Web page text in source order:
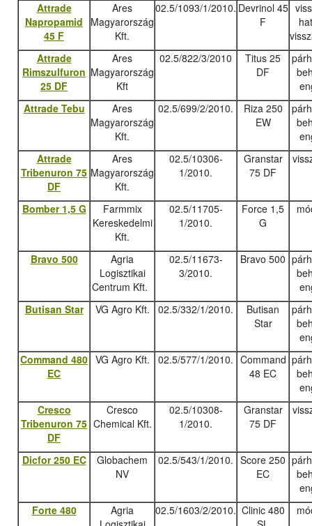
Attrade
Napropamid
45 F
Ares
Magyarország
Kft.
02.5/1093/1/2010. Devrinol 45
F
Attrade
Rimszulfuron
25 DF
Ares
Magyarország
Kft
02.5/822/3/2010
Titus 25
DF
Attrade Tebu
Ares
Magyarország
Kft.
02.5/699/2/2010.
Riza 250
EW
Attrade
Tribenuron 75
DF
Ares
Magyarország
Kft.
02.5/10306-
1/2010.
Granstar
75 DF
Bomber 1,5 G
Farmmix
Kereskedelmi
Kft.
02.5/11705-
1/2010.
Force 1,5
G
Bravo 500
Agria
Logisztikai
Centrum Kft.
02.5/11673-
3/2010.
Bravo 500
Butisan Star
VG Agro Kft. 02.5/332/1/2010.
Butisan
Star
Command 480
EC
VG Agro Kft. 02.5/577/1/2010. Command
48 EC
Cresco
Tribenuron 75
DF
Cresco
Chemical Kft.
02.5/10308-
1/2010.
Granstar
75 DF
Dicfor 250 EC
Globachem
NV
02.5/543/1/2010. Score 250
EC
Forte 480
Agria
02.5/1603/2/2010. Clinic 480